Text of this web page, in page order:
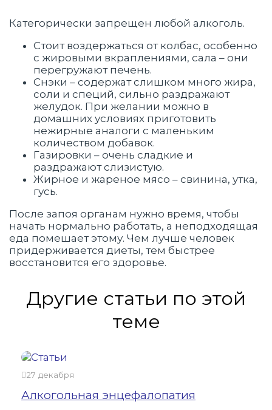
Категорически запрещен любой алкоголь.
Стоит воздержаться от колбас, особенно
с жировыми вкраплениями, сала – они
перегружают печень.
Снэки – содержат слишком много жира,
соли и специй, сильно раздражают
желудок. При желании можно в
домашних условиях приготовить
нежирные аналоги с маленьким
количеством добавок.
Газировки – очень сладкие и
раздражают слизистую.
Жирное и жареное мясо – свинина, утка,
гусь.
После запоя органам нужно время, чтобы
начать нормально работать, а неподходящая
еда помешает этому. Чем лучше человек
придерживается диеты, тем быстрее
восстановится его здоровье.
Другие статьи по этой
теме
27 декабря
Алкогольная энцефалопатия